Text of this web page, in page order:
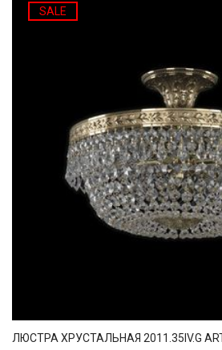
SALE
ЛЮСТРА ХРУСТАЛЬНАЯ 2011.35IV.G ART